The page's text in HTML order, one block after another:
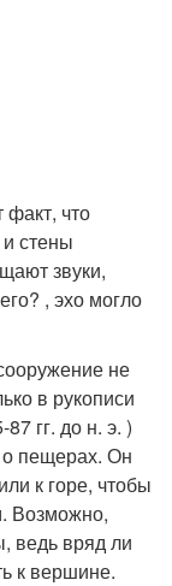
что
стены
звуки,
, эхо могло
не
в рукописи
гг. до н. э. )
о пещерах. Он
к горе, чтобы
Возможно,
ведь вряд ли
к вершине.